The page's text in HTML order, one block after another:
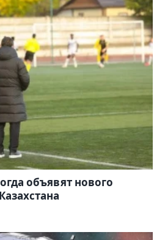
объявят нового